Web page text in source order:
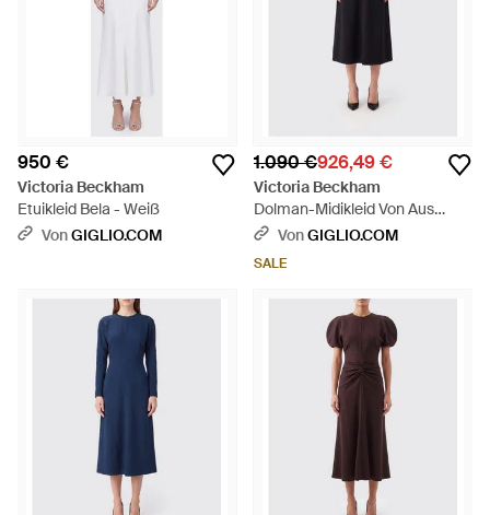
950 €
Victoria Beckham
Etuikleid Bela - Weiß
VonGIGLIO.COM
1.090 €926,49 €
Victoria Beckham
Dolman-Midikleid Von Aus
Viskosemischung Mit Langen
VonGIGLIO.COM
SALE